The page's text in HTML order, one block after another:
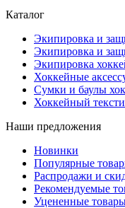
Каталог
Экипировка и
Экипировка и
Экипировка
Хоккейные
Сумки и баулы
Хоккейный
Наши предложения
Новинки
Популярные
Распродажи и
Рекомендуемые
Уцененные